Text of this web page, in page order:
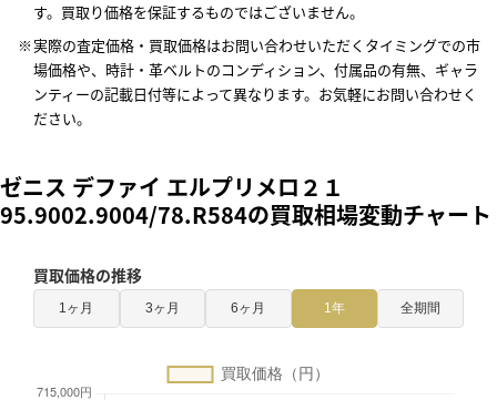
す。買取り価格を保証するものではございません。
実際の査定価格・買取価格はお問い合わせいただくタイミングでの市
場価格や、時計・革ベルトのコンディション、付属品の有無、ギャラ
ンティーの記載日付等によって異なります。お気軽にお問い合わせく
ださい。
ゼニス デファイ エルプリメロ２１
95.9002.9004/78.R584の買取相場変動チャート
買取価格の推移
1ヶ月 3ヶ月 6ヶ月 1年 全期間